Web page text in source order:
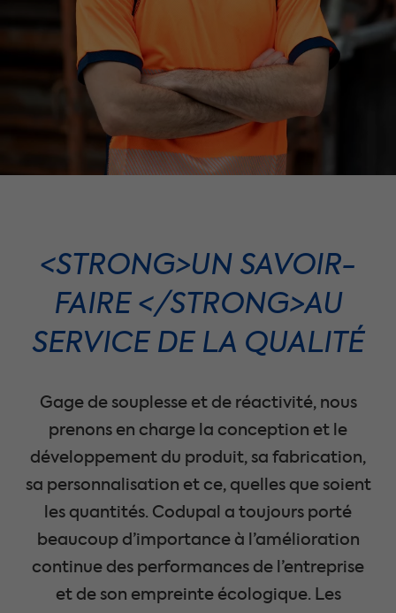
<STRONG>UN SAVOIR-
FAIRE </STRONG>AU
SERVICE DE LA QUALITÉ
Gage de souplesse et de réactivité, nous
prenons en charge la conception et le
développement du produit, sa fabrication,
sa personnalisation et ce, quelles que soient
les quantités. Codupal a toujours porté
beaucoup d’importance à l’amélioration
continue des performances de l’entreprise
et de son empreinte écologique. Les